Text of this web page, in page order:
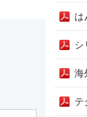
は
海
テ